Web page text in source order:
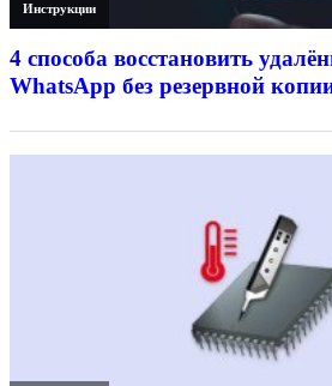
Инструкции
4 способа восстановить
WhatsApp без резервной